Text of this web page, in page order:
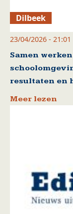
Dilbeek
23/04/2026 - 21:01
Samen
resultaten en
Meer lezen